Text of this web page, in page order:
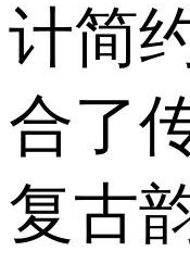
计简
合了
复古